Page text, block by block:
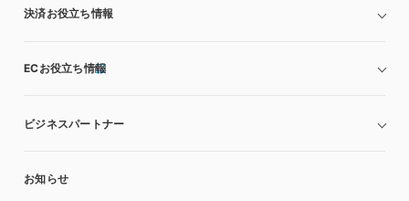
決済お役立ち情報
ECお役立ち情報
ビジネスパートナー
お知らせ